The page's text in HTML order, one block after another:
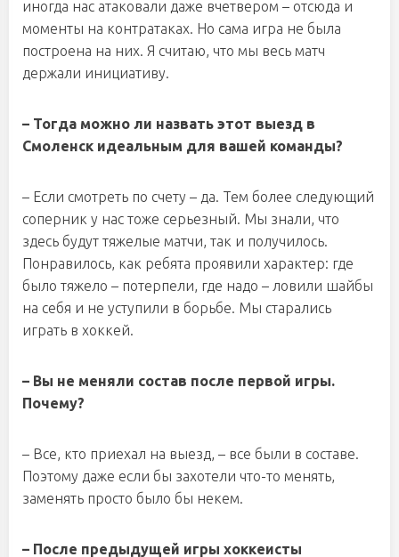
иногда нас атаковали даже вчетвером – отсюда и
моменты на контратаках. Но сама игра не была
построена на них. Я считаю, что мы весь матч
держали инициативу.
– Тогда можно ли назвать этот выезд в
Смоленск идеальным для вашей команды?
– Если смотреть по счету – да. Тем более следующий
соперник у нас тоже серьезный. Мы знали, что
здесь будут тяжелые матчи, так и получилось.
Понравилось, как ребята проявили характер: где
было тяжело – потерпели, где надо – ловили шайбы
на себя и не уступили в борьбе. Мы старались
играть в хоккей.
– Вы не меняли состав после первой игры.
Почему?
– Все, кто приехал на выезд, – все были в составе.
Поэтому даже если бы захотели что-то менять,
заменять просто было бы некем.
– После предыдущей игры хоккеисты